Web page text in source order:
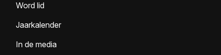
Word lid
Jaarkalender
In de media